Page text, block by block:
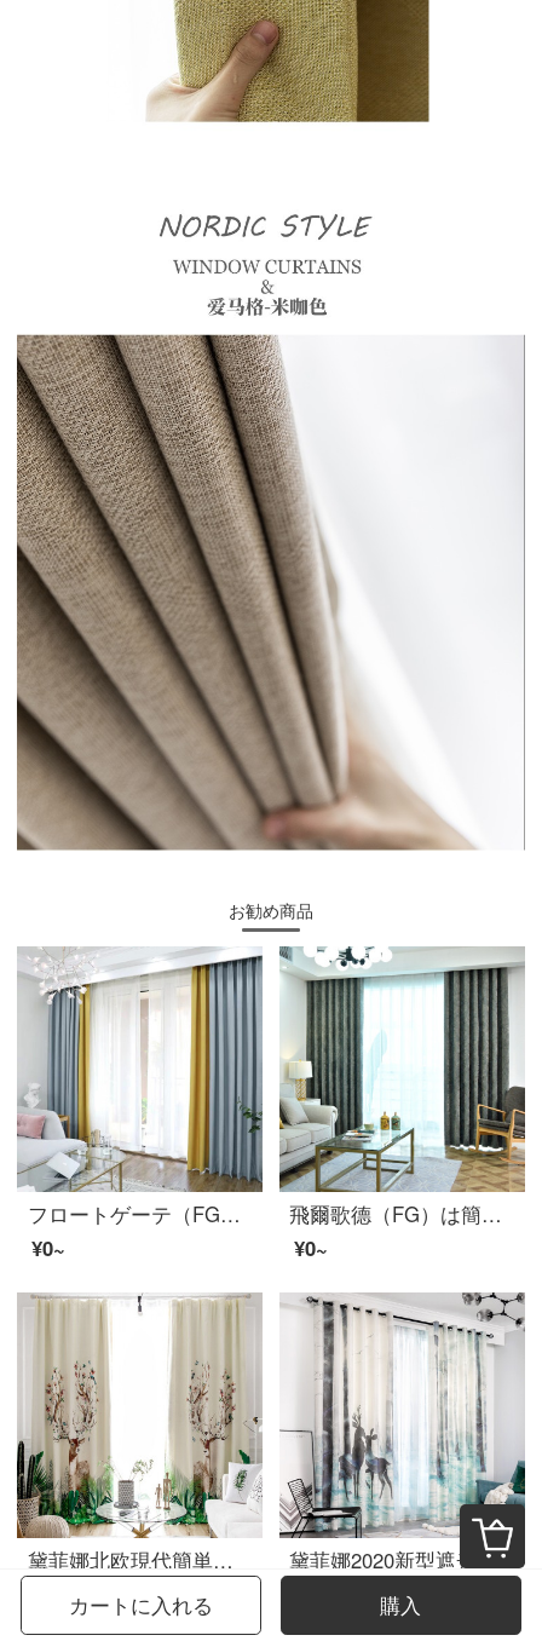
お勧め商品
フロートゲーテ（FG）北欧ins風シンプルで現代純色の人字尼半遮光カーテンリビングルームの書斎のバルコニー床カーテンカーテンカーテンのオーダーメイドグレーブルーの継ぎ目黄色のカーテン（窓のベールを含まない）幅3 m*高さ2.7 m-フック式一枚（高度は短くできます）
¥0~
飛爾歌德（FG）は簡単に現代の客間の寝室を予約してベランダを注文して、厚くして、シェニールの花のカーテンの客間を増やします。書斎の豪華な完成品のカーテンで、墨緑のカーテンをカスタマイズします。幅は3メートルです。高さは2.7メートルです。
¥0~
黛菲娜北欧現代簡単カーテンリビングルームのバルコニーの遮光床に置くサンバイザー9812-半遮光布-打孔完成品の幅2.9*2.7メートルの高さ*1枚（高可改）
黛菲娜2020新型遮光カーテンが流行している北欧風のモダンでシンプルで豪華な客間の全遮光布地の寝室の窓紗のカーテン9858-半遮光布-穴あけの完成品の幅2.4*2.7メートルの高さ*1枚（高可改）
カートに入れる 購入